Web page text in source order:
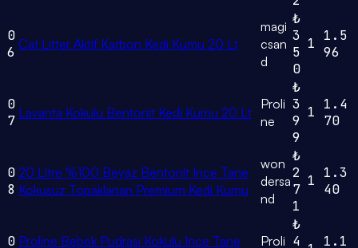
0
6 Cat Litter Aktif Karbon Kedi Kumu 20 Lt
magi
csan
d
₺
3
5
0
1
1.5
96
0
7 Lavanta Kokulu Bentonit Kedi Kumu 20 Lt
Proli
ne
₺
3
9
9
1
1.4
70
0
8
20 Litre %100 Beyaz Bentonit Ince Tane
Kokusuz Topaklanan Premium Kedi Kumu
won
dersa
nd
₺
2
7
1
1
1.3
40
0 Proline Bebek Pudrası Kokulu Ince Tane
Proli
₺
4
1.1